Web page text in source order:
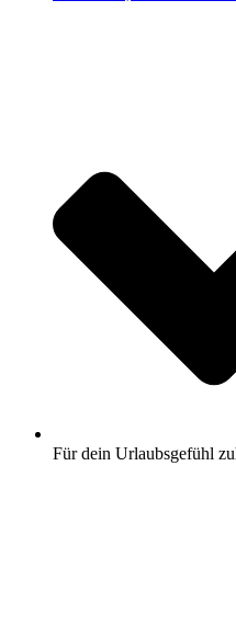
Für dein Urlaubsgefühl